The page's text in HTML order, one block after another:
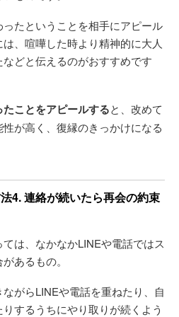
たということを相手にアピール
、喧嘩した時より精神的に大人
どと伝えるのがおすすめです
ことをアピールすると、改めて
が高く、復縁のきっかけになる
4. 連絡が続いたら再会の約束
は、なかなかLINEや電話ではス
あるもの。
がらLINEや電話を重ねたり、自
するうちにやり取りが続くよう